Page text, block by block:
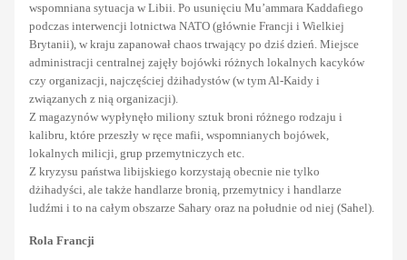
wspomniana sytuacja w Libii. Po usunięciu Mu’ammara Kaddafiego
podczas interwencji lotnictwa NATO (głównie Francji i Wielkiej
Brytanii), w kraju zapanował chaos trwający po dziś dzień. Miejsce
administracji centralnej zajęły bojówki różnych lokalnych kacyków
czy organizacji, najczęściej dżihadystów (w tym Al-Kaidy i
związanych z nią organizacji).
Z magazynów wypłynęło miliony sztuk broni różnego rodzaju i
kalibru, które przeszły w ręce mafii, wspomnianych bojówek,
lokalnych milicji, grup przemytniczych etc.
Z kryzysu państwa libijskiego korzystają obecnie nie tylko
dżihadyści, ale także handlarze bronią, przemytnicy i handlarze
ludźmi i to na całym obszarze Sahary oraz na południe od niej (Sahel).
Rola Francji